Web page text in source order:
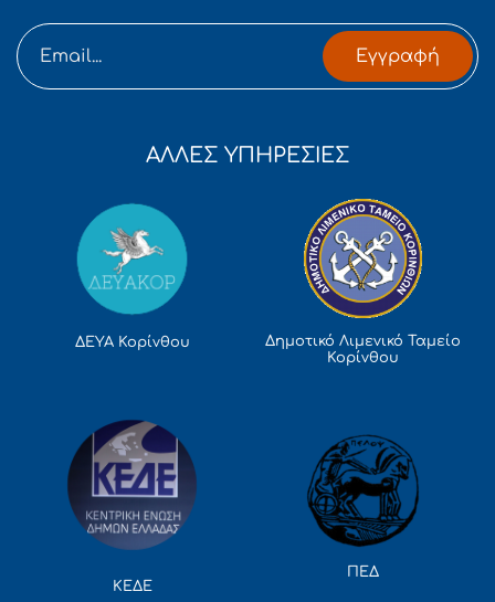
Εγγραφή
ΑΛΛΕΣ ΥΠΗΡΕΣΙΕΣ
ΔΕΥΑ Κορίνθου
Δημοτικό Λιμενικό Ταμείο
Κορίνθου
ΚΕΔΕ
ΠΕΔ